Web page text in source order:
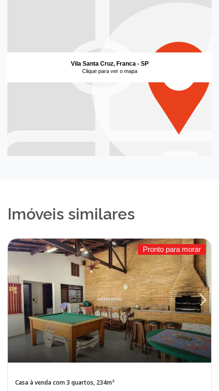
Vila Santa Cruz, Franca - SP
Clique para ver o mapa
Imóveis similares
Pronto para morar
Casa à venda com 3 quartos, 234m²